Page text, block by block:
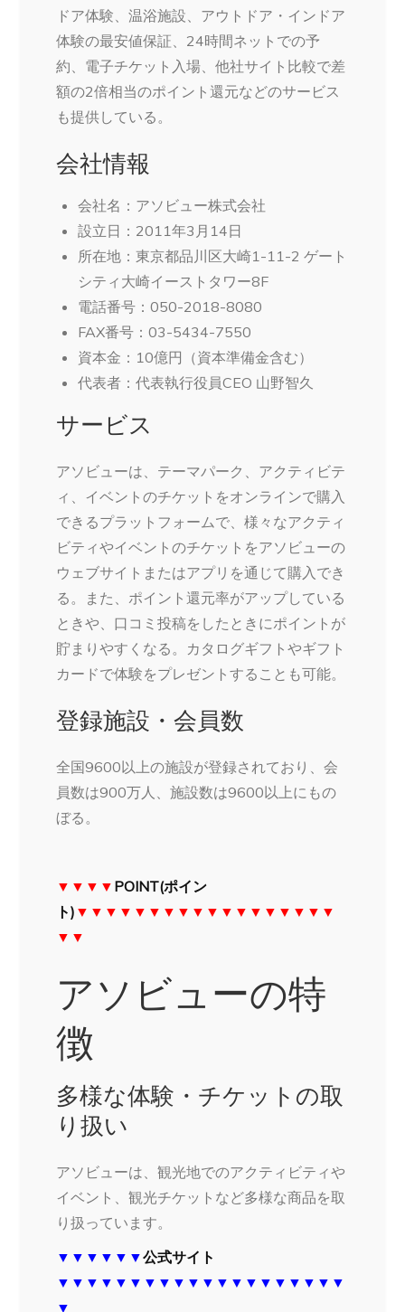
ドア体験、温浴施設、アウトドア・インドア
体験の最安値保証、24時間ネットでの予
約、電子チケット入場、他社サイト比較で差
額の2倍相当のポイント還元などのサービス
も提供している。
会社情報
会社名：アソビュー株式会社
設立日：2011年3月14日
所在地：東京都品川区大崎1-11-2 ゲート
シティ大崎イーストタワー8F
電話番号：050-2018-8080
FAX番号：03-5434-7550
資本金：10億円（資本準備金含む）
代表者：代表執行役員CEO 山野智久
サービス
アソビューは、テーマパーク、アクティビテ
ィ、イベントのチケットをオンラインで購入
できるプラットフォームで、様々なアクティ
ビティやイベントのチケットをアソビューの
ウェブサイトまたはアプリを通じて購入でき
る。また、ポイント還元率がアップしている
ときや、口コミ投稿をしたときにポイントが
貯まりやすくなる。カタログギフトやギフト
カードで体験をプレゼントすることも可能。
登録施設・会員数
全国9600以上の施設が登録されており、会
員数は900万人、施設数は9600以上にもの
ぼる。
▼▼▼▼ POINT(ポイン
ト) ▼▼▼▼▼▼▼▼▼▼▼▼▼▼▼▼▼▼
▼▼
アソビューの特
徴
多様な体験・チケットの取
り扱い
アソビューは、観光地でのアクティビティや
イベント、観光チケットなど多様な商品を取
り扱っています。
▼▼▼▼▼▼公式サイト
▼▼▼▼▼▼▼▼▼▼▼▼▼▼▼▼▼▼▼▼
▼